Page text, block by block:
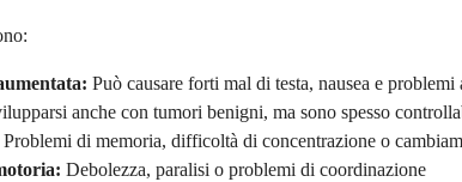
Può causare forti mal di testa, nausea e problemi
anche con tumori benigni, ma sono spesso
Problemi di memoria, difficoltà di concentrazione o
Debolezza, paralisi o problemi di coordinazione